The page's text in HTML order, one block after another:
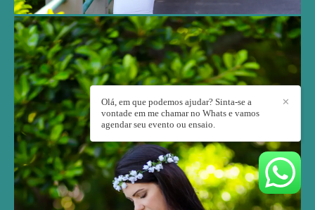
✕
Olá, em que podemos ajudar? Sinta-se a
vontade em me chamar no Whats e vamos
agendar seu evento ou ensaio.